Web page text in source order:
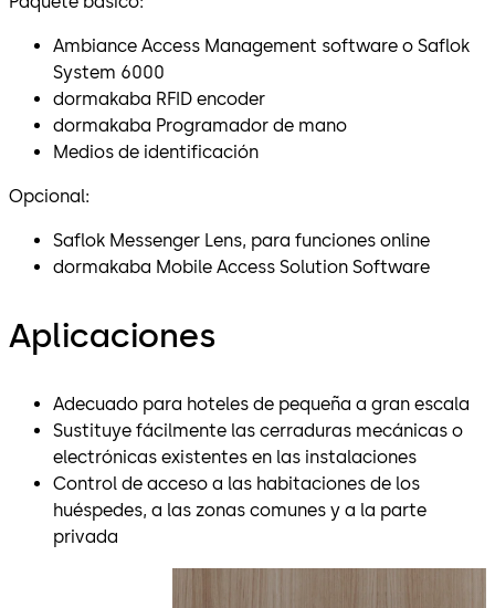
Ambiance Access Management software o Saflok
System 6000
dormakaba RFID encoder
dormakaba Programador de mano
Medios de identificación
Opcional:
Saflok Messenger Lens, para funciones online
dormakaba Mobile Access Solution Software
Aplicaciones
Adecuado para hoteles de pequeña a gran escala
Sustituye fácilmente las cerraduras mecánicas o
electrónicas existentes en las instalaciones
Control de acceso a las habitaciones de los
huéspedes, a las zonas comunes y a la parte
privada